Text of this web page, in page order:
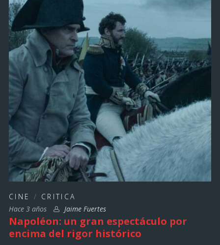
CINE / CRITICA
Hace 3 años
Jaime Fuertes
Napoléon: un gran espectáculo por
encima del rigor histórico